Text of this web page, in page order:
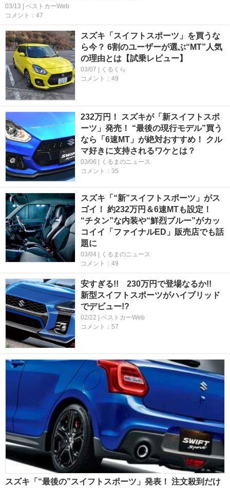
03/13 | ベストカーWeb
コメント：47
スズキ「スイフトスポーツ」を買うな
ら今？ 6割のユーザーが選ぶ“MT”人気
の理由とは【試乗レビュー】
03/07 | くるくら
コメント：49
232万円！ スズキが「新スイフトスポ
ーツ」発売！ “最後の現行モデル”買う
なら「6速MT」が絶対おすすめ！ クル
マ好きに支持されるワケとは？
03/06 | くるまのニュース
コメント：35
スズキ「“新”スイフトスポーツ」がス
ゴイ！ 約232万円＆6速MTも設定！
“チタン”な内装や“鮮烈ブルー”がカッ
コイイ「ファイナルED」販売店でも話
題に
03/04 | くるまのニュース
コメント：49
安すぎる!! 230万円で登場なるか!!
新型スイフトスポーツがハイブリッド
でデビュー!?
02/22 | ベストカーWeb
コメント：57
スズキ「“最後の”スイフトスポーツ」発表！ 注文殺到だけ